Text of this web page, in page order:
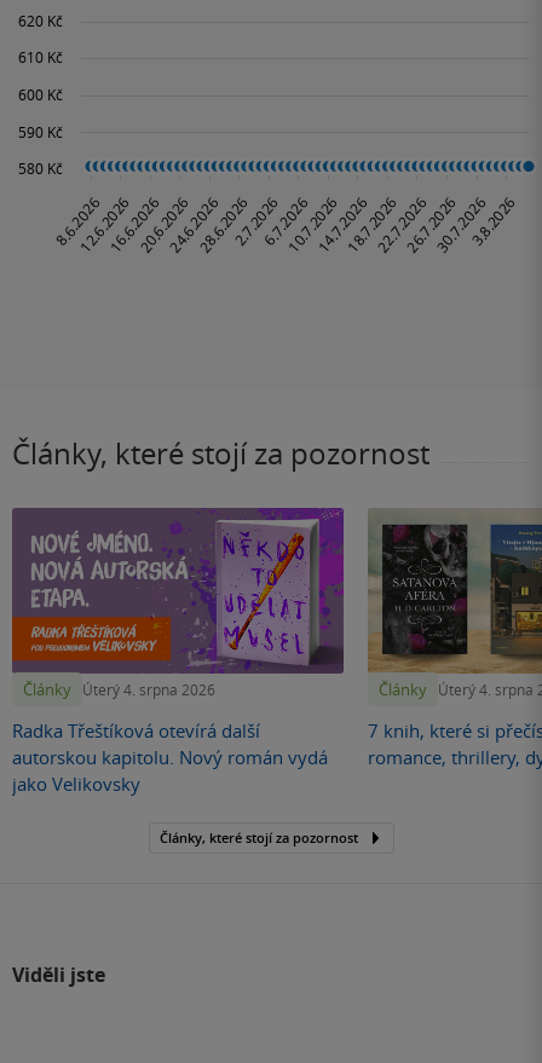
Články, které stojí za pozornost
Články Úterý 4. srpna 2026
Radka Třeštíková otevírá další
autorskou kapitolu. Nový román vydá
jako Velikovsky
Články Úterý 4. srpna
7 knih, které si
romance, thrillery,
Články, které stojí za pozornost
Viděli jste